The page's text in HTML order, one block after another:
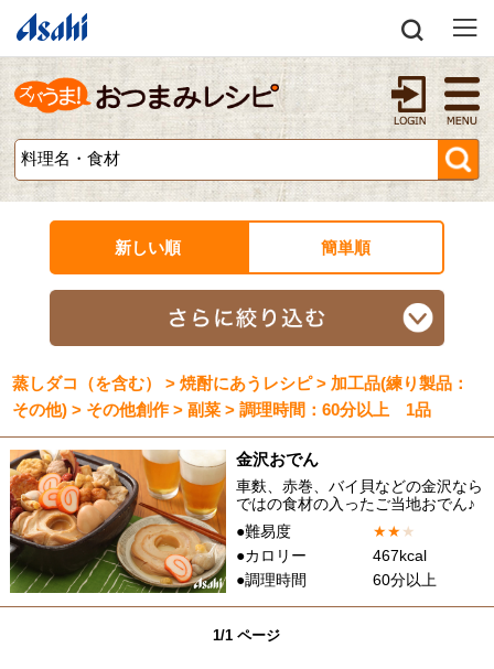
新しい順 簡単順
蒸しダコ（を含む） > 焼酎にあうレシピ > 加工品(練り製品：
その他) > その他創作 > 副菜 > 調理時間：60分以上 1品
金沢おでん
車麩、赤巻、バイ貝などの金沢なら
ではの食材の入ったご当地おでん♪
●難易度
★★★
●カロリー
467kcal
●調理時間
60分以上
1/1 ページ